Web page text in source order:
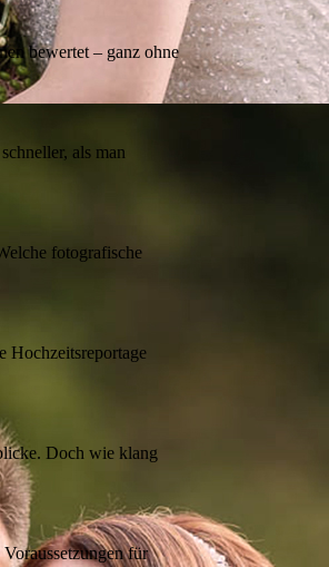
bewertet – ganz ohne
als man
fotografische
Hochzeitsreportage
Doch wie klang
für